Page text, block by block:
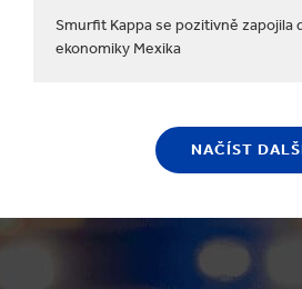
Smurfit Kappa se pozitivně zapojila
ekonomiky Mexika
NAČÍST